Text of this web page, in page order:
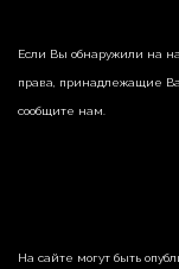
Если Вы обнаружили на
права, принадлежащие
сообщите нам.
На сайте могут быть